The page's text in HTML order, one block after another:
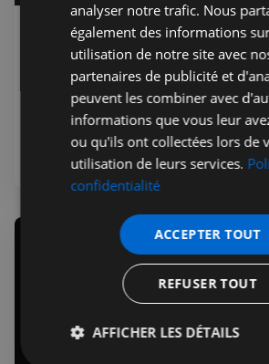
Jérémie Raude-Leroy 05 juil. 2022
La face cachée des
Les solutions de transition énergétique
propres que ce qu'on nous fait miroiter.
traite de l'arrière-boutique des énergies
propres.
Vidéos Documentaires
analyser notre trafic. Nous
également des informations
utilisation de notre site avec
partenaires de publicité et
peuvent les combiner avec
informations que vous leur
ou qu'ils ont collectées lors de
utilisation de leurs services.
confidentialité
ACCEPTER TOUT
REFUSER TOUT
AFFICHER LES DÉTAILS